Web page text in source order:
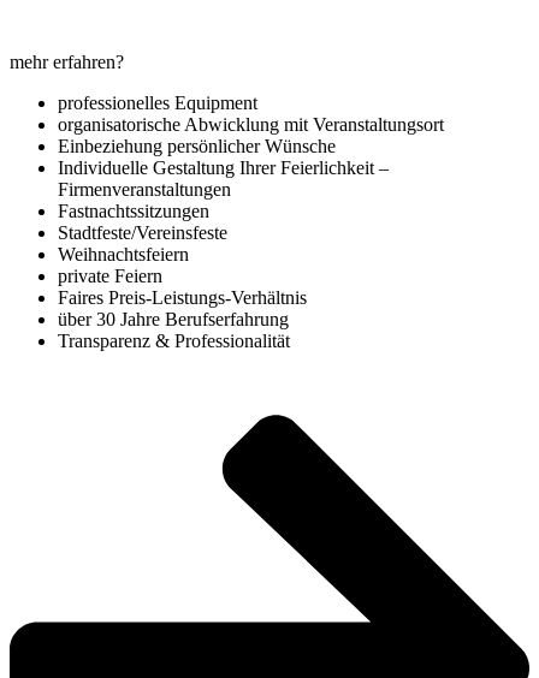
mehr erfahren?
professionelles Equipment
organisatorische Abwicklung mit Veranstaltungsort
Einbeziehung persönlicher Wünsche
Individuelle Gestaltung Ihrer Feierlichkeit –
Firmenveranstaltungen
Fastnachtssitzungen
Stadtfeste/Vereinsfeste
Weihnachtsfeiern
private Feiern
Faires Preis-Leistungs-Verhältnis
über 30 Jahre Berufserfahrung
Transparenz & Professionalität